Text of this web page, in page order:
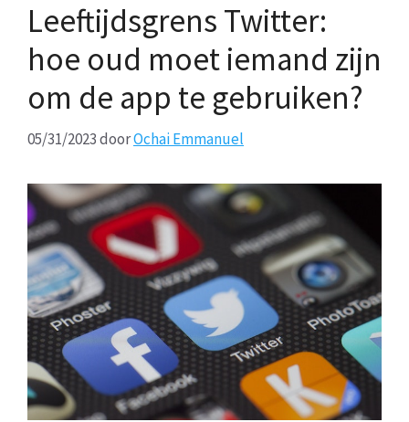
Leeftijdsgrens Twitter:
hoe oud moet iemand zijn
om de app te gebruiken?
05/31/2023doorOchai Emmanuel